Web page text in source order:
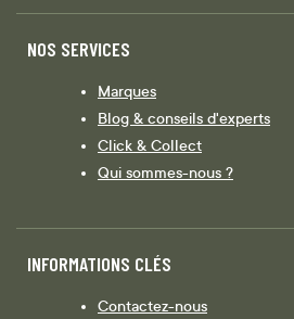
NOS SERVICES
Marques
Blog & conseils d'experts
Click & Collect
Qui sommes-nous ?
INFORMATIONS CLÉS
Contactez-nous